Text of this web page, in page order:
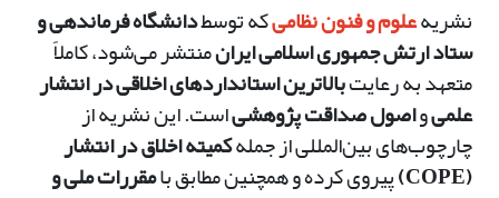
نشریهعلوم و فنون نظامیکه توسطدانشگاه فرماندهی و
ستاد ارتش جمهوری اسلامی ایرانمنتشر می‌شود، کاملاً
متعهد به رعایتبالاترین استانداردهای اخلاقی در انتشار
علمیواصول صداقت پژوهشیاست. این نشریه از
چارچوب‌های بین‌المللی از جملهکمیته اخلاق در انتشار
(COPE) پیروی کرده و همچنین مطابق بامقررات ملی و